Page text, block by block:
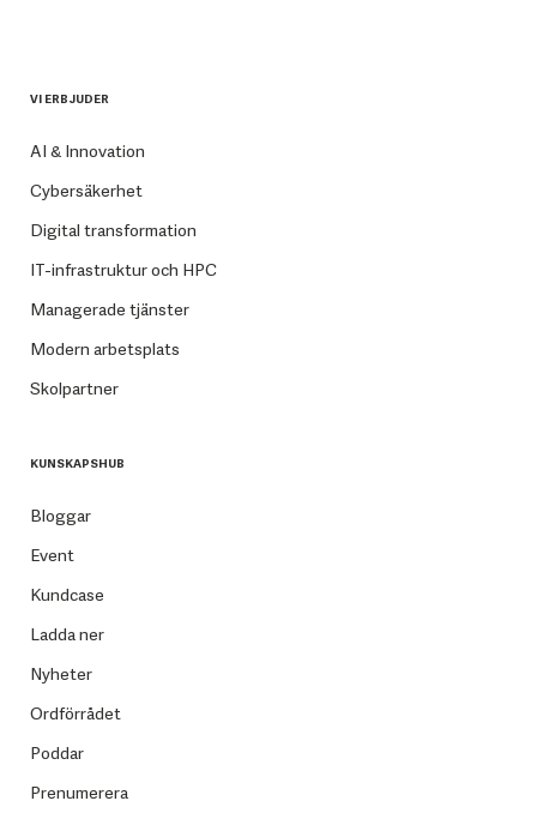
VI ERBJUDER
AI & Innovation
Cybersäkerhet
Digital transformation
IT-infrastruktur och HPC
Managerade tjänster
Modern arbetsplats
Skolpartner
KUNSKAPSHUB
Bloggar
Event
Kundcase
Ladda ner
Nyheter
Ordförrådet
Poddar
Prenumerera